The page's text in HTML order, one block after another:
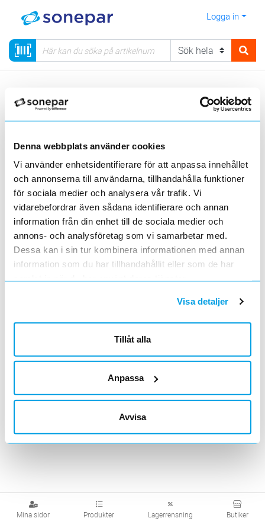
Denna webbplats använder cookies
Vi använder enhetsidentifierare för att anpassa innehållet
och annonserna till användarna, tillhandahålla funktioner
för sociala medier och analysera vår trafik. Vi
vidarebefordrar även sådana identifierare och annan
information från din enhet till de sociala medier och
annons- och analysföretag som vi samarbetar med.
Dessa kan i sin tur kombinera informationen med annan
information som du har tillhandahållit eller som de har
samlat in när du har använt deras tjänster.
Visa detaljer
Tillåt alla
Anpassa
Avvisa
Logga in
Mina sidor Produkter Lagerrensning Butiker
Visa produkter från alla underliggande kategorier
Takgenomföringar Fyrkantiga Runda
Moduler Tillbehör
Visa produkter från alla underliggande kategorier